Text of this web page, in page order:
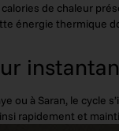
de chaleur
énergie thermique
ou à Saran, le
rapidement et